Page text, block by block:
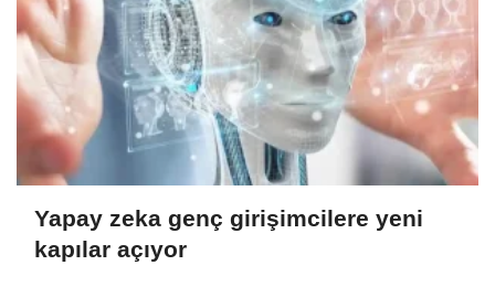
Yapay zeka genç girişimcilere yeni
kapılar açıyor